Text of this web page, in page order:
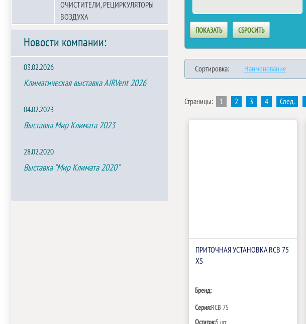
ОЧИСТИТЕЛИ, РЕЦИРКУЛЯТОРЫ
ВОЗДУХА
Новости компании:
03.02.2026
Климатическая выставка AIRVent 2026
04.02.2023
Выставка Мир Климата 2023
28.02.2020
Выставка "Мир Климата 2020"
Сортировка: Наименование
Страницы: 1 2 3 4 След.
ПРИТОЧНАЯ УСТАНОВКА RCB 75
XS
Бренд:
Серия:RCB 75
Остаток:5 шт